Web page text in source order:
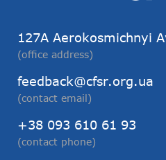
127А Aerokosmichnyi
(office address)
feedback@cfsr.org.ua
(contact email)
+38 093 610 61 93
(contact phone)